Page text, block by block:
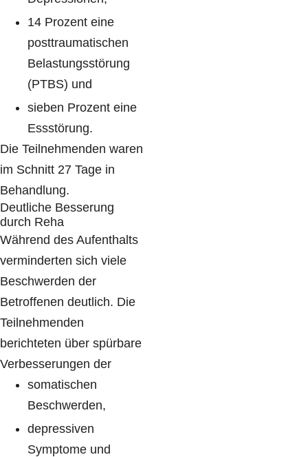
14 Prozent eine
posttraumatischen
Belastungsstörung
(PTBS) und
sieben Prozent eine
Essstörung.
Die Teilnehmenden waren
im Schnitt 27 Tage in
Behandlung.
Deutliche Besserung
durch Reha
Während des Aufenthalts
verminderten sich viele
Beschwerden der
Betroffenen deutlich. Die
Teilnehmenden
berichteten über spürbare
Verbesserungen der
somatischen
Beschwerden,
depressiven
Symptome und